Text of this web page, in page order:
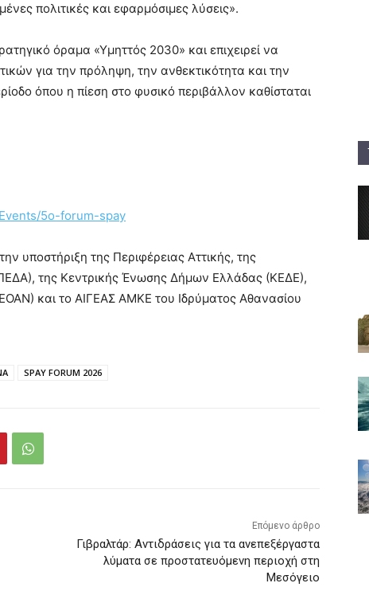
πολιτικές και εφαρμόσιμες λύσεις».
όραμα «Υμηττός 2030» και επιχειρεί να
για την πρόληψη, την ανθεκτικότητα και την
όπου η πίεση στο φυσικό περιβάλλον καθίσταται
5o-forum-spay
υποστήριξη της Περιφέρειας Αττικής, της
της Κεντρικής Ένωσης Δήμων Ελλάδας (ΚΕΔΕ),
και το ΑΙΓΕΑΣ ΑΜΚΕ του Ιδρύματος Αθανασίου
SPAY FORUM 2026
Επόμενο άρθρο
Γιβραλτάρ: Αντιδράσεις για τα ανεπεξέργαστα
λύματα σε προστατευόμενη περιοχή στη
Μεσόγειο